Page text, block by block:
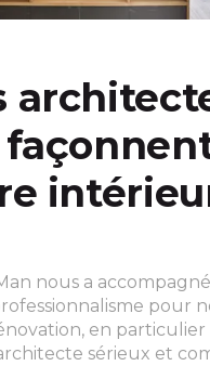
nous a
pour
en
sérieux et